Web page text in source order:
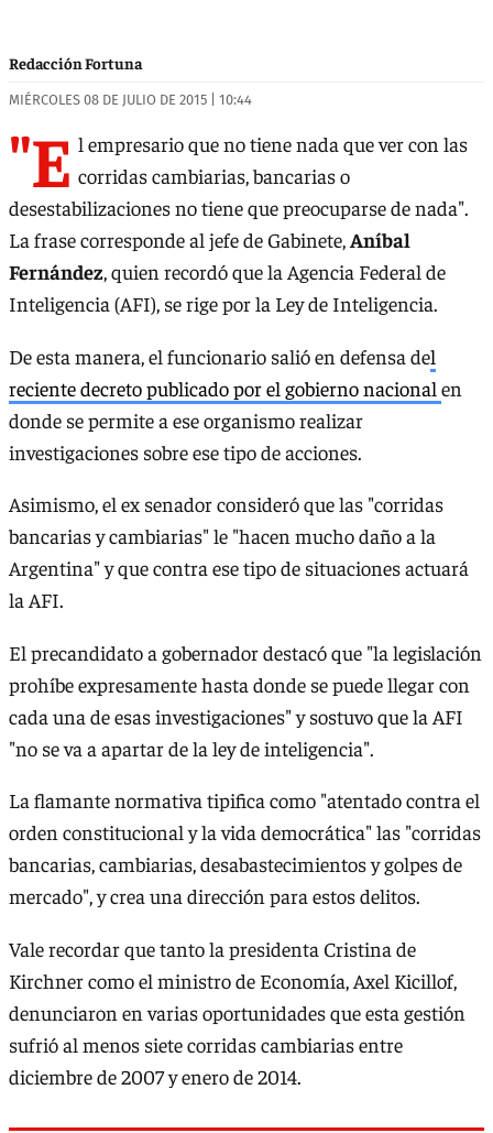
Redacción Fortuna
MIÉRCOLES 08 DE JULIO DE 2015 | 10:44
"E l empresario que no tiene nada que ver con las
corridas cambiarias, bancarias o
desestabilizaciones no tiene que preocuparse de nada".
La frase corresponde al jefe de Gabinete,Aníbal
Fernández, quien recordó que la Agencia Federal de
Inteligencia (AFI), se rige por la Ley de Inteligencia.
De esta manera, el funcionario salió en defensa del
reciente decreto publicado por el gobierno nacional en
donde se permite a ese organismo realizar
investigaciones sobre ese tipo de acciones.
Asimismo, el ex senador consideró que las "corridas
bancarias y cambiarias" le "hacen mucho daño a la
Argentina" y que contra ese tipo de situaciones actuará
la AFI.
El precandidato a gobernador destacó que "la legislación
prohíbe expresamente hasta donde se puede llegar con
cada una de esas investigaciones" y sostuvo que la AFI
"no se va a apartar de la ley de inteligencia".
La flamante normativa tipifica como "atentado contra el
orden constitucional y la vida democrática" las "corridas
bancarias, cambiarias, desabastecimientos y golpes de
mercado", y crea una dirección para estos delitos.
Vale recordar que tanto la presidenta Cristina de
Kirchner como el ministro de Economía, Axel Kicillof,
denunciaron en varias oportunidades que esta gestión
sufrió al menos siete corridas cambiarias entre
diciembre de 2007 y enero de 2014.